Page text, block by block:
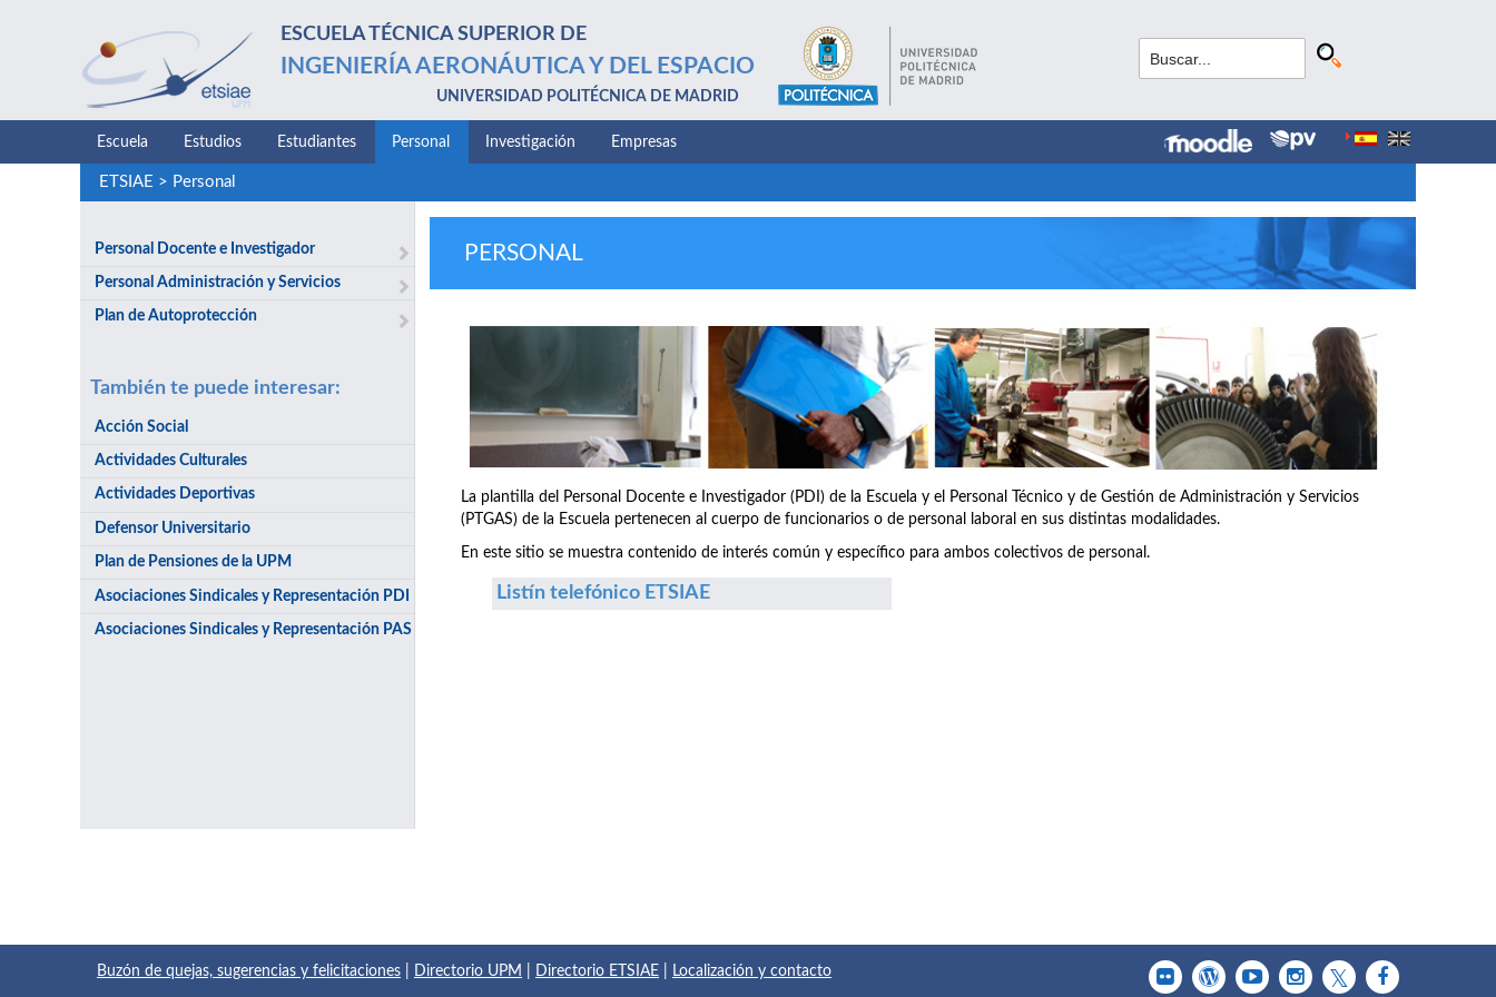
ESCUELA TÉCNICA SUPERIOR DE
INGENIERÍA AERONÁUTICA Y DEL ESPACIO
UNIVERSIDAD POLITÉCNICA DE MADRID
Escuela Estudios Estudiantes Personal Investigación Empresas
ETSIAE > Personal
Personal Docente e Investigador
Personal Administración y Servicios
Plan de Autoprotección
También te puede interesar:
Acción Social
Actividades Culturales
Actividades Deportivas
Defensor Universitario
Plan de Pensiones de la UPM
Asociaciones Sindicales y Representación PDI
Asociaciones Sindicales y Representación PAS
PERSONAL
La plantilla del Personal Docente e Investigador (PDI) de la Escuela y el Personal Técnico y de Gestión de Administración y Servicios
(PTGAS) de la Escuela pertenecen al cuerpo de funcionarios o de personal laboral en sus distintas modalidades.
En este sitio se muestra contenido de interés común y específico para ambos colectivos de personal.
Listín telefónico ETSIAE
Buzón de quejas, sugerencias y felicitaciones Directorio UPM Directorio ETSIAE Localización y contacto